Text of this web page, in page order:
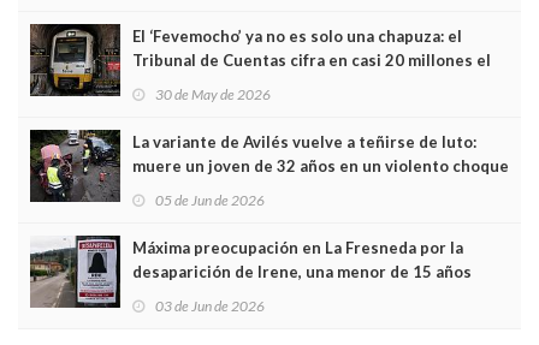
El ‘Fevemocho’ ya no es solo una chapuza: el
Tribunal de Cuentas cifra en casi 20 millones el
sobrecoste de los trenes que no cabían por los
30 de May de 2026
La variante de Avilés vuelve a teñirse de luto:
muere un joven de 32 años en un violento choque
frontal
05 de Jun de 2026
Máxima preocupación en La Fresneda por la
desaparición de Irene, una menor de 15 años
03 de Jun de 2026